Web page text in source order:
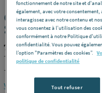
CONDUIT
SPECIAL POELE A
TEN 477980
Terminal horizontal -Modèle
-
Voir la description complète
fonctionnement de notre site et
également, avec votre
interagissez avec notre contenu et
vous consentez à l’utilisation des
conformément à notre Politique
confidentialité. Vous pouvez
l’option "Paramètres des cookies”.
politique de confidentialité
Tout refuser